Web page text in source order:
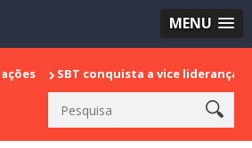
MENU
SBT conquista a vice liderança com